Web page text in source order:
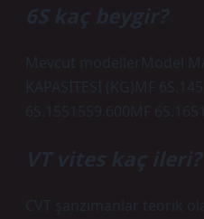
6S kaç beygir?
Mevcut modellerModel
KAPASİTESİ (KG)MF
6S.1551559.600MF
VT vites kaç ileri?
CVT şanzımanlar teorik